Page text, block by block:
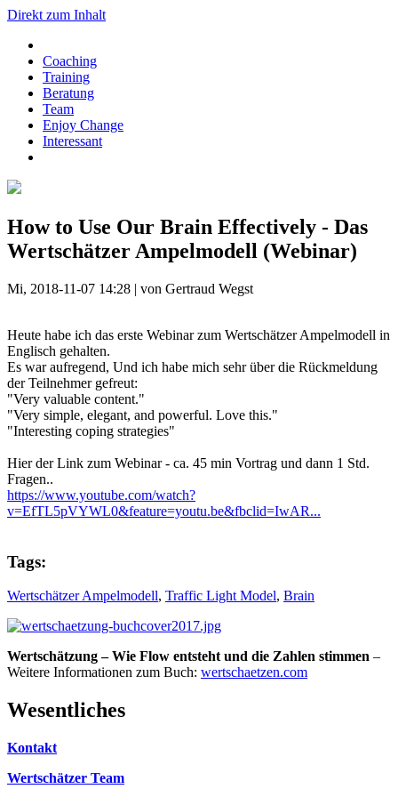
Direkt zum Inhalt
Coaching
Training
Beratung
Team
Enjoy Change
Interessant
How to Use Our Brain Effectively - Das
Wertschätzer Ampelmodell (Webinar)
Mi, 2018-11-07 14:28 | von Gertraud Wegst
Heute habe ich das erste Webinar zum Wertschätzer Ampelmodell in
Englisch gehalten.
Es war aufregend, Und ich habe mich sehr über die Rückmeldung
der Teilnehmer gefreut:
"Very valuable content."
"Very simple, elegant, and powerful. Love this."
"Interesting coping strategies"
Hier der Link zum Webinar - ca. 45 min Vortrag und dann 1 Std.
Fragen..
https://www.youtube.com/watch?
v=EfTL5pVYWL0&feature=youtu.be&fbclid=IwAR...
Tags:
Wertschätzer Ampelmodell, Traffic Light Model, Brain
Wertschätzung – Wie Flow entsteht und die Zahlen stimmen –
Weitere Informationen zum Buch: wertschaetzen.com
Wesentliches
Kontakt
Wertschätzer Team